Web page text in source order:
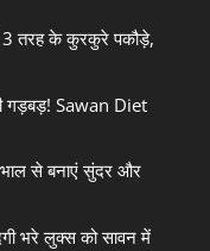
3 तरह के कुरकुरे पकौड़े,
गड़बड़! Sawan Diet
से बनाएं सुंदर और
भरे लुक्स को सावन में